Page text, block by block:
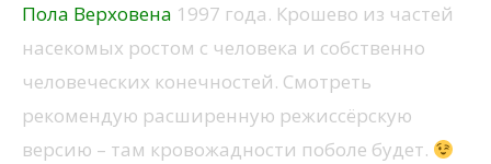
Пола Верховена 1997 года. Крошево из частей
насекомых ростом с человека и собственно
человеческих конечностей. Смотреть
рекомендую расширенную режиссёрскую
версию – там кровожадности поболе будет.